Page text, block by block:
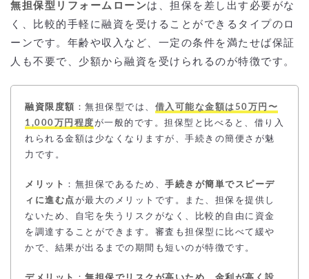
無担保型リフォームローンは、担保を差し出す必要がな
く、比較的手軽に融資を受けることができるタイプのロ
ーンです。年齢や収入など、一定の条件を満たせば保証
人も不要で、少額から融資を受けられるのが特徴です。
融資限度額 ：無担保型では、 借入可能な金額は50万円〜
1,000万円程度が一般的です。担保型と比べると、借り入
れられる金額は少なくなりますが、手続きの簡便さが魅
力です。
メリット ：無担保であるため、 手続きが簡単でスピーデ
ィに進む点 が最大のメリットです。また、担保を提供し
ないため、自宅を失うリスクがなく、比較的自由に資金
を調達することができます。審査も担保型に比べて緩や
かで、結果が出るまでの期間も短いのが特徴です。